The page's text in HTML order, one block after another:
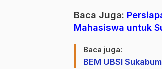
Baca Juga:
Mahasiswa untuk
Baca juga:
BEM UBSI